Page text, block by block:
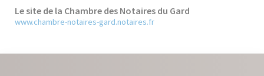
Le site de la Chambre des Notaires du Gard
www.chambre-notaires-gard.notaires.fr